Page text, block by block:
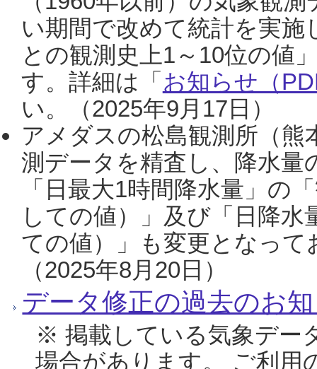
い期間で改めて統計を実
との観測史上1～10位の値
す。詳細は「 お知らせ（
い。（2025年9月17日）
アメダスの松島観測所（熊
測データを精査し、降水
「日最大1時間降水量」の
しての値）」及び「日降
ての値）」も変更となっ
（2025年8月20日）
データ修正の過去のお
※ 掲載している気象デー
場合があります。 ご利用